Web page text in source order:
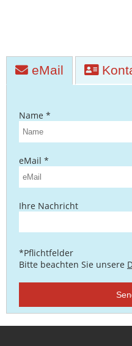
Segel-
eMail
Name *
eMail *
Ihre Nachricht
*Pflichtfelder
Bitte beachten Sie unsere